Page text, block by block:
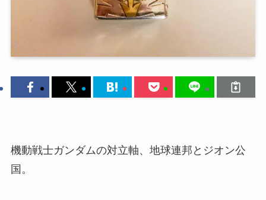
機動戦士ガンダムの対立軸、地球連邦とジオン公
国。